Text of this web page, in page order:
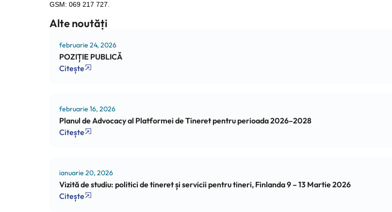
GSM: 069 217 727.
Alte noutăți
februarie 24, 2026
POZIȚIE PUBLICĂ
Citește
februarie 16, 2026
Planul de Advocacy al Platformei de Tineret pentru perioada 2026–2028
Citește
ianuarie 20, 2026
Vizită de studiu: politici de tineret și servicii pentru tineri, Finlanda 9 – 13 Martie 2026
Citește